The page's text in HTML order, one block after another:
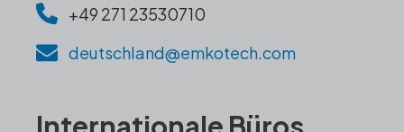
+49 271 23530710
deutschland@emkotech.com